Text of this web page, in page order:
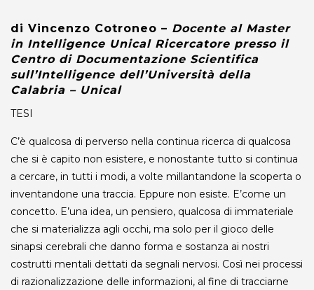
di Vincenzo Cotroneo – Docente al Master
in Intelligence Unical Ricercatore presso il
Centro di Documentazione Scientifica
sull’Intelligence dell’Università della
Calabria – Unical
TESI
C’è qualcosa di perverso nella continua ricerca di qualcosa
che si è capito non esistere, e nonostante tutto si continua
a cercare, in tutti i modi, a volte millantandone la scoperta o
inventandone una traccia. Eppure non esiste. E’come un
concetto. E’una idea, un pensiero, qualcosa di immateriale
che si materializza agli occhi, ma solo per il gioco delle
sinapsi cerebrali che danno forma e sostanza ai nostri
costrutti mentali dettati da segnali nervosi. Così nei processi
di razionalizzazione delle informazioni, al fine di tracciarne